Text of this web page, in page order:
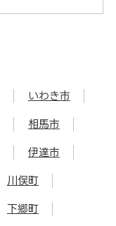
いわき市
相馬市
伊達市
川俣町
下郷町